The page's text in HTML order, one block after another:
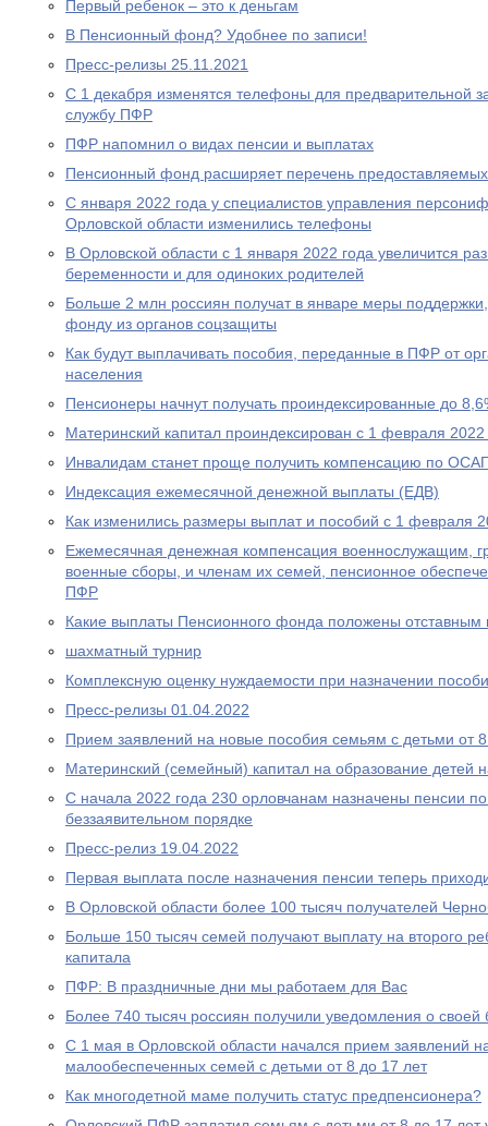
Первый ребенок – это к деньгам
В Пенсионный фонд? Удобнее по записи!
Пресс-релизы 25.11.2021
С 1 декабря изменятся телефоны для предварительной
службу ПФР
ПФР напомнил о видах пенсии и выплатах
Пенсионный фонд расширяет перечень
С января 2022 года у специалистов управления
Орловской области изменились телефоны
В Орловской области с 1 января 2022 года увеличится
беременности и для одиноких родителей
Больше 2 млн россиян получат в январе меры
фонду из органов соцзащиты
Как будут выплачивать пособия, переданные в ПФР от
населения
Пенсионеры начнут получать проиндексированные до
Материнский капитал проиндексирован с 1 февраля 2022
Инвалидам станет проще получить компенсацию по
Индексация ежемесячной денежной выплаты (ЕДВ)
Как изменились размеры выплат и пособий с 1 февраля
Ежемесячная денежная компенсация военнослужащим,
военные сборы, и членам их семей, пенсионное
ПФР
Какие выплаты Пенсионного фонда положены
шахматный турнир
Комплексную оценку нуждаемости при назначении
Пресс-релизы 01.04.2022
Прием заявлений на новые пособия семьям с детьми от
Материнский (семейный) капитал на образование детей
С начала 2022 года 230 орловчанам назначены пенсии
беззаявительном порядке
Пресс-релиз 19.04.2022
Первая выплата после назначения пенсии теперь
В Орловской области более 100 тысяч получателей
Больше 150 тысяч семей получают выплату на второго
капитала
ПФР: В праздничные дни мы работаем для Вас
Более 740 тысяч россиян получили уведомления о
С 1 мая в Орловской области начался прием заявлений
малообеспеченных семей с детьми от 8 до 17 лет
Как многодетной маме получить статус предпенсионера?